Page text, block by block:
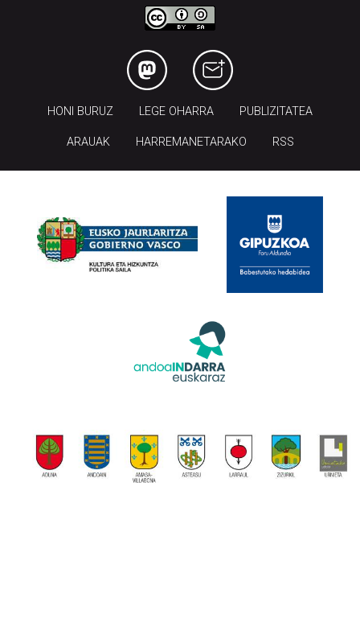
HONI BURUZ LEGE OHARRA PUBLIZITATEA
ARAUAK HARREMANETARAKO RSS